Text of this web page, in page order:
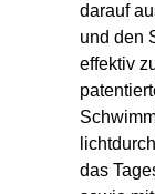
darauf
und den
effektiv
das